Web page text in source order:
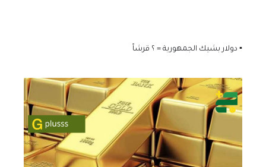
▪️ دولار بشيك الجمهورية = ؟ قرشاً